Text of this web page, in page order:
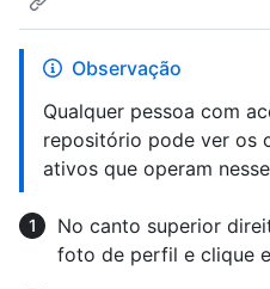
Observação
Qualquer pessoa com
repositório pode ver os
ativos que operam
No canto superior
foto de perfil e clique